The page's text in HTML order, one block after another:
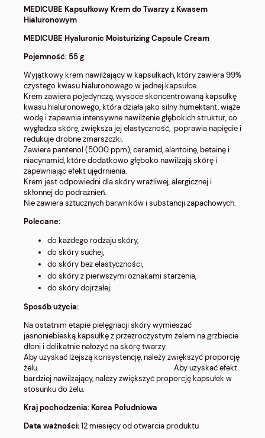
MEDICUBE Kapsułkowy Krem do Twarzy z Kwasem
Hialuronowym
MEDICUBE Hyaluronic Moisturizing Capsule Cream
Pojemność: 55 g
Wyjątkowy krem nawilżający w kapsułkach, który zawiera 99%
czystego kwasu hialuronowego w jednej kapsułce.
Krem zawiera pojedynczą, wysoce skoncentrowaną kapsułkę
kwasu hialuronowego, która działa jako silny humektant, wiąże
wodę i zapewnia intensywne nawilżenie głębokich struktur, co
wygładza skórę, zwiększa jej elastyczność, poprawia napięcie i
redukuje drobne zmarszczki.
Zawiera pantenol (5000 ppm), ceramid, alantoinę, betainę i
niacynamid, które dodatkowo głęboko nawilżają skórę i
zapewniając efekt ujędrnienia.
Krem jest odpowiedni dla skóry wrażliwej, alergicznej i
skłonnej do podrażnień.
Nie zawiera sztucznych barwników i substancji zapachowych.
Polecane:
do każdego rodzaju skóry,
do skóry suchej,
do skóry bez elastyczności,
do skóry z pierwszymi oznakami starzenia,
do skóry dojrzałej.
Sposób użycia:
Na ostatnim etapie pielęgnacji skóry wymieszać
jasnoniebieską kapsułkę z przezroczystym żelem na grzbiecie
dłoni i delikatnie nałożyć na skórę twarzy.
Aby uzyskać lżejszą konsystencję, należy zwiększyć proporcję
żelu. Aby uzyskać efekt
bardziej nawilżający, należy zwiększyć proporcję kapsułek w
stosunku do żelu.
Kraj pochodzenia: Korea Południowa
Data ważności:12 miesięcy od otwarcia produktu